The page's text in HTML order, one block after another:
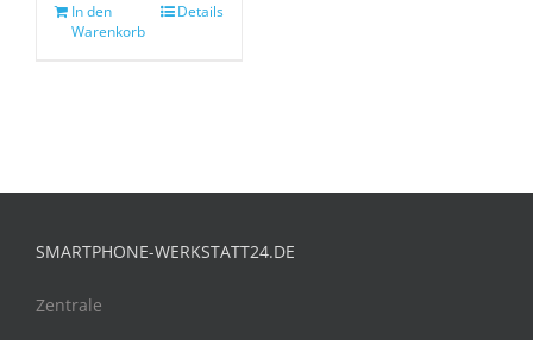
In den
Warenkorb
Details
SMARTPHONE-WERKSTATT24.DE
Zentrale